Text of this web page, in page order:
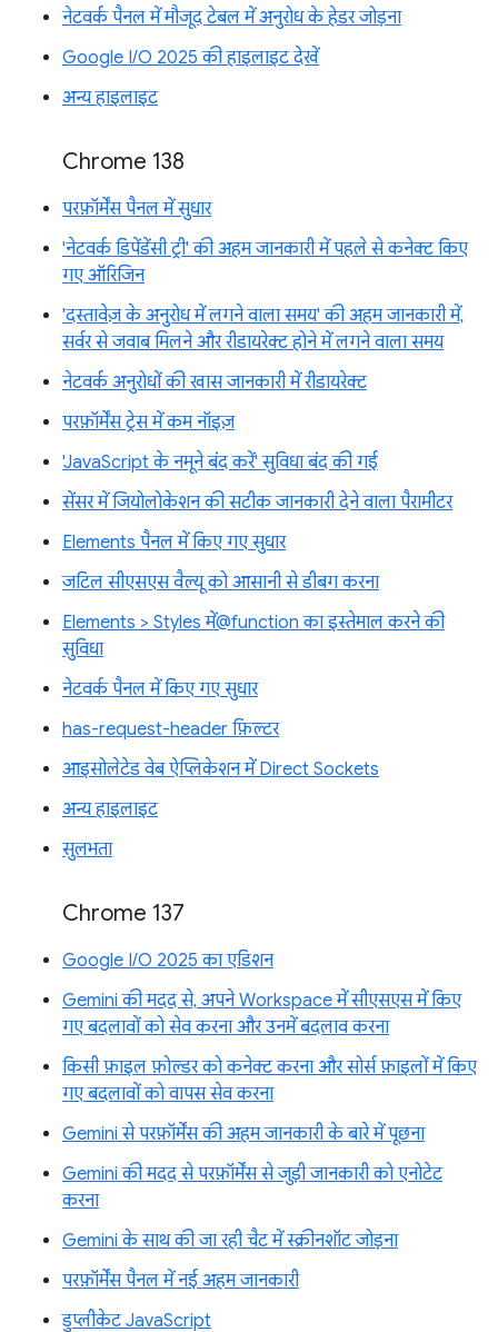
नेटवर्क पैनल में मौजूद टेबल में अनुरोध के हेडर जोड़ना
Google I/O 2025 की हाइलाइट देखें
अन्य हाइलाइट
Chrome 138
परफ़ॉर्मेंस पैनल में सुधार
'नेटवर्क डिपेंडेंसी ट्री' की अहम जानकारी में पहले से कनेक्ट किए
गए ऑरिजिन
'दस्तावेज़ के अनुरोध में लगने वाला समय' की अहम जानकारी में,
सर्वर से जवाब मिलने और रीडायरेक्ट होने में लगने वाला समय
नेटवर्क अनुरोधों की खास जानकारी में रीडायरेक्ट
परफ़ॉर्मेंस ट्रेस में कम नॉइज़
'JavaScript के नमूने बंद करें' सुविधा बंद की गई
सेंसर में जियोलोकेशन की सटीक जानकारी देने वाला पैरामीटर
Elements पैनल में किए गए सुधार
जटिल सीएसएस वैल्यू को आसानी से डीबग करना
Elements > Styles में@function का इस्तेमाल करने की
सुविधा
नेटवर्क पैनल में किए गए सुधार
has-request-header फ़िल्टर
आइसोलेटेड वेब ऐप्लिकेशन में Direct Sockets
अन्य हाइलाइट
सुलभता
Chrome 137
Google I/O 2025 का एडिशन
Gemini की मदद से, अपने Workspace में सीएसएस में किए
गए बदलावों को सेव करना और उनमें बदलाव करना
किसी फ़ाइल फ़ोल्डर को कनेक्ट करना और सोर्स फ़ाइलों में किए
गए बदलावों को वापस सेव करना
Gemini से परफ़ॉर्मेंस की अहम जानकारी के बारे में पूछना
Gemini की मदद से परफ़ॉर्मेंस से जुड़ी जानकारी को एनोटेट
करना
Gemini के साथ की जा रही चैट में स्क्रीनशॉट जोड़ना
परफ़ॉर्मेंस पैनल में नई अहम जानकारी
डुप्लीकेट JavaScript